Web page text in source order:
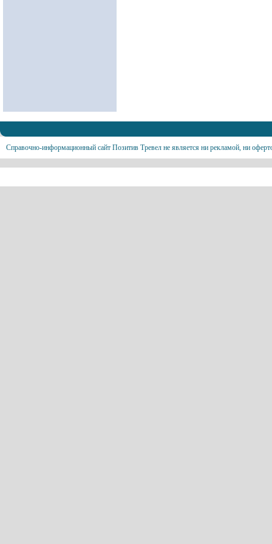
Справочно-информационный сайт Позитив Тревел не является ни рекламой, ни